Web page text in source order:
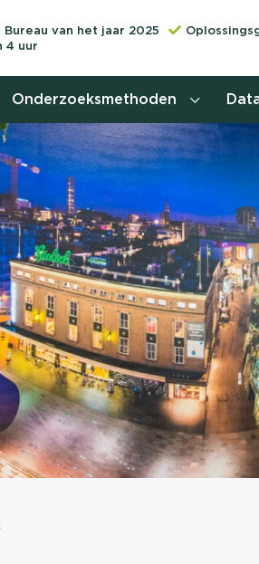
Bureau van het jaar 2025
4 uur
Behoefteonderzoek
Customer journey onderzoek
Customer value proposition
Doelgroeponderzoek
Naamsbekendheidonderzoek
Nationaal Studiekeuze
Onderzoek (NSKO)
Usage & attitude onderzoek
UX-onderzoek
Onderzoeksmethoden